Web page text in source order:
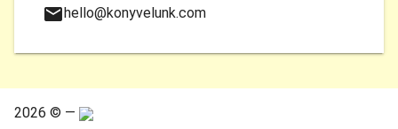
hello@konyvelunk.com
2026 © —